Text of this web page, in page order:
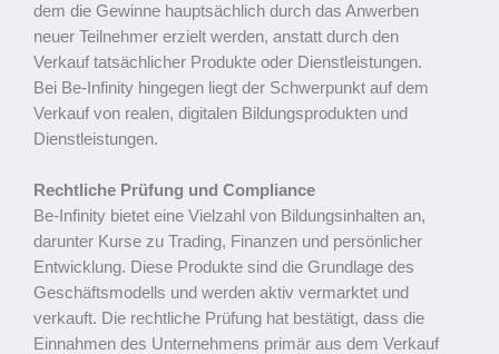
dem die Gewinne hauptsächlich durch das Anwerben
neuer Teilnehmer erzielt werden, anstatt durch den
Verkauf tatsächlicher Produkte oder Dienstleistungen.
Bei Be-Infinity hingegen liegt der Schwerpunkt auf dem
Verkauf von realen, digitalen Bildungsprodukten und
Dienstleistungen.
Rechtliche Prüfung und Compliance
Be-Infinity bietet eine Vielzahl von Bildungsinhalten an,
darunter Kurse zu Trading, Finanzen und persönlicher
Entwicklung. Diese Produkte sind die Grundlage des
Geschäftsmodells und werden aktiv vermarktet und
verkauft. Die rechtliche Prüfung hat bestätigt, dass die
Einnahmen des Unternehmens primär aus dem Verkauf